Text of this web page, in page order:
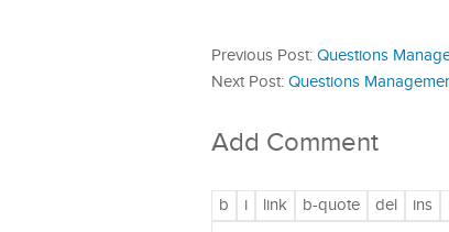
Previous Post: Questions
Next Post: Questions
Add Comment